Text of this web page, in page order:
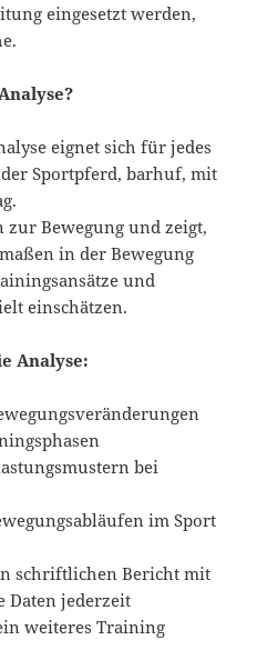
eingesetzt werden,
eignet sich für jedes
Sportpferd, barhuf, mit
Bewegung und zeigt,
in der Bewegung
und
einschätzen.
Analyse:
bei
im Sport
schriftlichen Bericht mit
Daten jederzeit
weiteres Training